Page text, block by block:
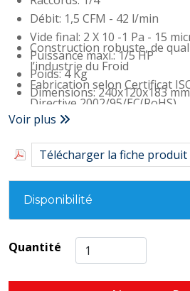
Débit: 1,5 CFM - 42 l/min
Vide final: 2 X 10 -1 Pa - 15
Puissance maxi.: 1/5 HP
Poids: 4 Kg
Dimensions: 240x120x183 mm
Construction robuste, de
l’industrie du Froid
Fabrication selon Certificat
Directive 2002/95/EC(RoHS)
Pompes à huile interne pour
lubrification
Thermostat de sécurité
Poignée ergonomique
Voir plus
Télécharger la fiche produit
Disponibilité
Quantité